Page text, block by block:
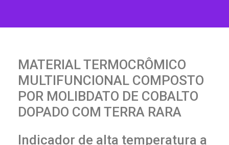
MATERIAL TERMOCRÔMICO
MULTIFUNCIONAL COMPOSTO
POR MOLIBDATO DE COBALTO
DOPADO COM TERRA RARA
Indicador de alta temperatura a